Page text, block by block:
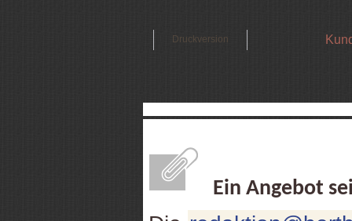
Druckversion
Ein Angebot